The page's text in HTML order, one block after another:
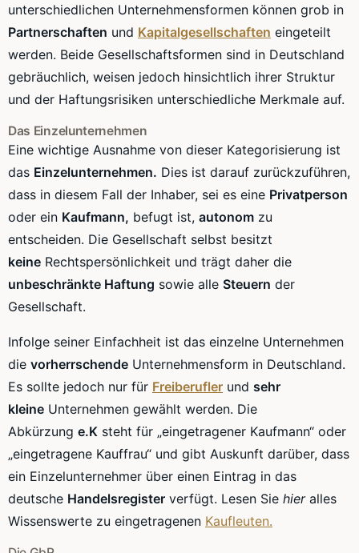
unterschiedlichen Unternehmensformen können grob in
Partnerschaften und Kapitalgesellschaften eingeteilt
werden. Beide Gesellschaftsformen sind in Deutschland
gebräuchlich, weisen jedoch hinsichtlich ihrer Struktur
und der Haftungsrisiken unterschiedliche Merkmale auf.
Das Einzelunternehmen
Eine wichtige Ausnahme von dieser Kategorisierung ist
das Einzelunternehmen. Dies ist darauf zurückzuführen,
dass in diesem Fall der Inhaber, sei es eine Privatperson
oder ein Kaufmann, befugt ist, autonom zu
entscheiden. Die Gesellschaft selbst besitzt
keine Rechtspersönlichkeit und trägt daher die
unbeschränkte Haftung sowie alle Steuern der
Gesellschaft.
Infolge seiner Einfachheit ist das einzelne Unternehmen
die vorherrschende Unternehmensform in Deutschland.
Es sollte jedoch nur für Freiberufler und sehr
kleine Unternehmen gewählt werden. Die
Abkürzung e.K steht für „eingetragener Kaufmann“ oder
„eingetragene Kauffrau“ und gibt Auskunft darüber, dass
ein Einzelunternehmer über einen Eintrag in das
deutsche Handelsregister verfügt. Lesen Sie hieralles
Wissenswerte zu eingetragenen Kaufleuten.